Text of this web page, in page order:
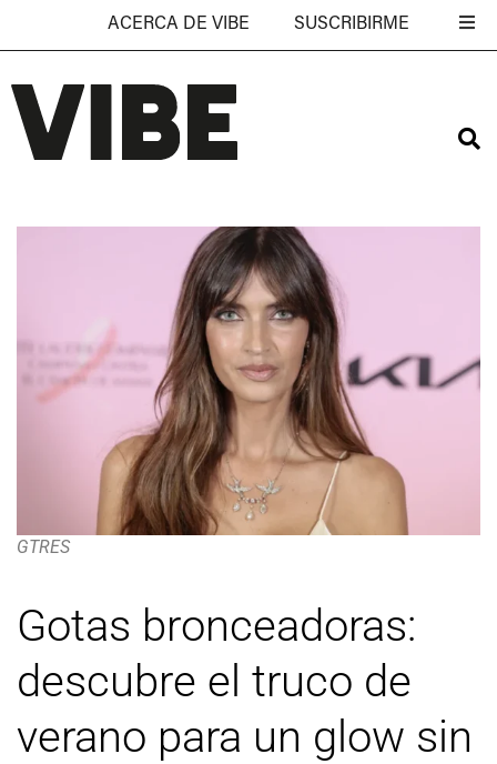
ACERCA DE VIBE SUSCRIBIRME
GTRES
Gotas bronceadoras:
descubre el truco de
verano para un glow sin